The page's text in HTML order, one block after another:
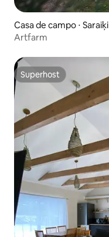
Casa de campo ⋅ Saraiķi
Artfarm
Superhost
Superhost